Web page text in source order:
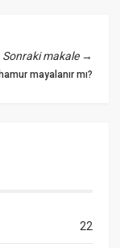
Sonraki makale→
mayalanır mı?
22